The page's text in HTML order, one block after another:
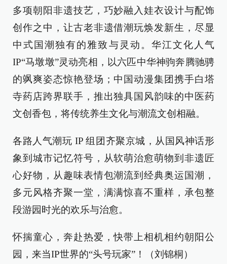
多项朝阳非遗技艺，巧妙融入娃衣设计与配饰
创作之中，让古老非遗借潮玩焕发新生，尽显
中式国潮独有的雅致与灵动。华江文化人气
IP“马墩墩”灵动亮相，以六匹中华神驹奔腾驰骋
的飒爽姿态惊艳登场；中国动漫集团携手白塔
寺药店跨界联手，推出独具国风韵味的中医药
文创香包，将传统养生文化与潮流文创相融。
各路人气潮玩 IP 组团齐聚京城，从国风神话形
象到城市记忆符号，从软萌治愈萌物到非遗匠
心好物，从趣味表情包潮流到经典奥运国潮，
多元风格齐聚一堂，满满惊喜不重样，承包整
段游园时光的欢乐与治愈。
怀揣童心，奔赴热爱，快带上相机相约朝阳公
园，来当IP世界的“头号玩家”！（刘锦桐）